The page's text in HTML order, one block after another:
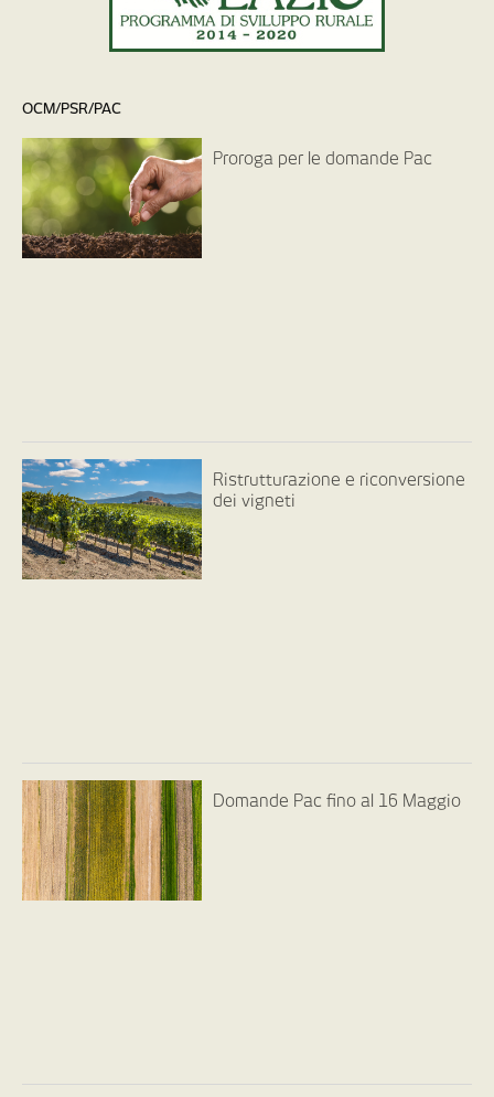
OCM/PSR/PAC
Proroga per le domande Pac
Ristrutturazione e riconversione
dei vigneti
Domande Pac fino al 16 Maggio